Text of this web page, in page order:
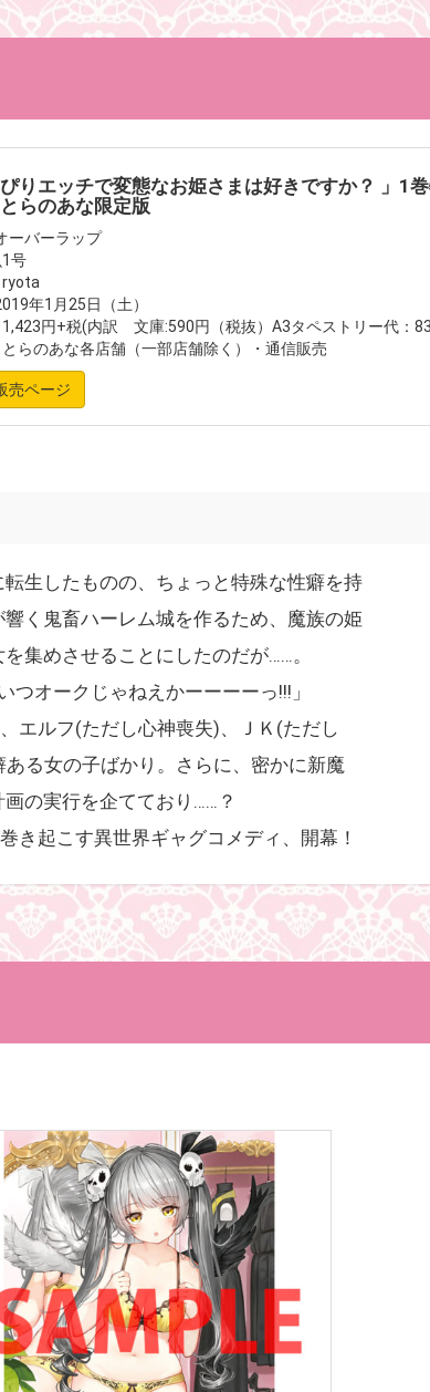
ぴりエッチで変態なお姫さまは好きですか？ 」1
らのあな限定版
ーバーラップ
号
ryota
年1月25日（土）
円+税(内訳 文庫:590円（税抜）A3タペストリー代：
のあな各店舗（一部店舗除く）・通信販売
売ページ
生したものの、ちょっと特殊な性癖を持
く鬼畜ハーレム城を作るため、魔族の姫
集めさせることにしたのだが……。
オークじゃねえかーーーーっ!!!」
エルフ(ただし心神喪失)、ＪＫ(ただし
る女の子ばかり。さらに、密かに新魔
の実行を企てており……？
き起こす異世界ギャグコメディ、開幕！